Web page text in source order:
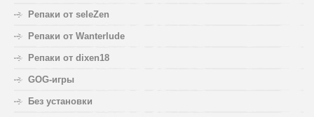
Репаки от seleZen
Репаки от Wanterlude
Репаки от dixen18
GOG-игры
Без установки